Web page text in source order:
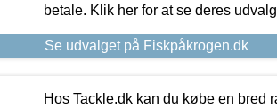
betale. Klik her for at se deres
Se udvalget på Fiskpåkrogen.dk
Hos Tackle.dk kan du købe en bred